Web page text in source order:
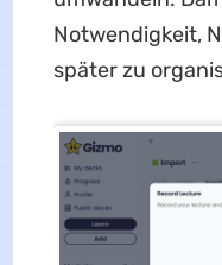
Notwendigkeit,
später zu